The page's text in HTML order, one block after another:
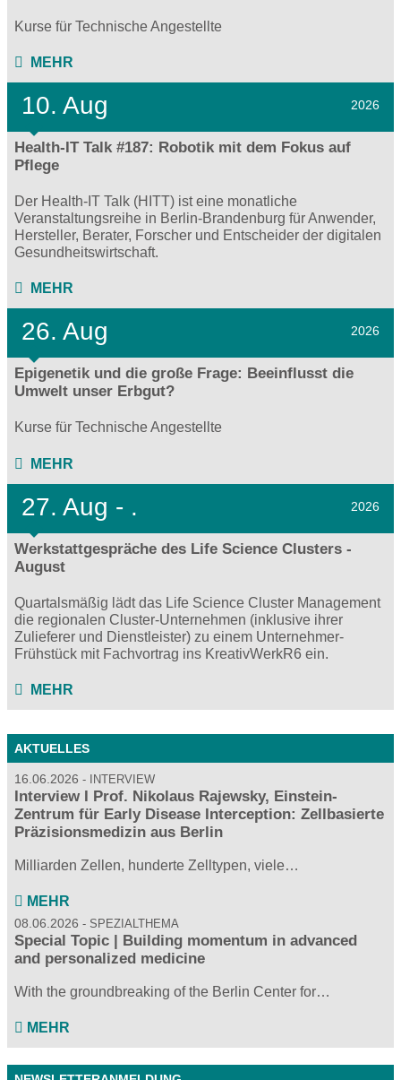
Kurse für Technische Angestellte
MEHR
10. Aug 2026
Health-IT Talk #187: Robotik mit dem Fokus auf
Pflege
Der Health-IT Talk (HITT) ist eine monatliche
Veranstaltungsreihe in Berlin-Brandenburg für Anwender,
Hersteller, Berater, Forscher und Entscheider der digitalen
Gesundheitswirtschaft.
MEHR
26. Aug 2026
Epigenetik und die große Frage: Beeinflusst die
Umwelt unser Erbgut?
Kurse für Technische Angestellte
MEHR
27. Aug - . 2026
Werkstattgespräche des Life Science Clusters -
August
Quartalsmäßig lädt das Life Science Cluster Management
die regionalen Cluster-Unternehmen (inklusive ihrer
Zulieferer und Dienstleister) zu einem Unternehmer-
Frühstück mit Fachvortrag ins KreativWerkR6 ein.
MEHR
AKTUELLES
16.06.2026 INTERVIEW
Interview I Prof. Nikolaus Rajewsky, Einstein-
Zentrum für Early Disease Interception: Zellbasierte
Präzisionsmedizin aus Berlin
Milliarden Zellen, hunderte Zelltypen, viele…
MEHR
08.06.2026 SPEZIALTHEMA
Special Topic | Building momentum in advanced
and personalized medicine
With the groundbreaking of the Berlin Center for…
MEHR